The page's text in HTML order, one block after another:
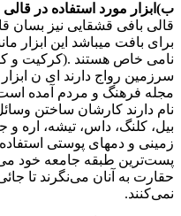
ب)ابزار مورد استفاده در
قالی بافی قشقایی نیز بسان
برای بافت میباشد این ابزار
نامی خاص هستند .(کرکیت و
سرزمین رواج دارند ای ن ابزار
مجله فرهنگ و مردم آمده است
نام دارند کارشان ساختن
بیل، کلنگ، داس، تیشه، اره
زمینی و دمهای پوستی استفاده
پست‌ترین طبقه جامعه خود
حقارت به آنان می‌نگرند تا
نمی‌کنند.